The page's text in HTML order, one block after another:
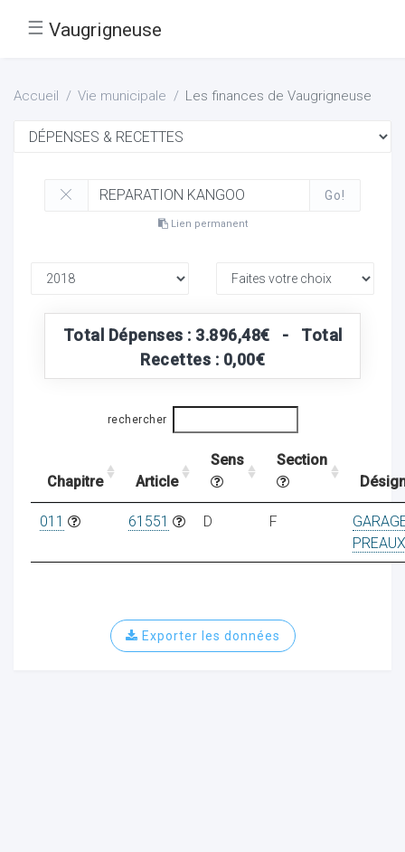
☰ Vaugrigneuse
Accueil Vie municipale Les finances de Vaugrigneuse
Go!
Lien permanent
Total Dépenses : 3.896,48€ - Total
Recettes : 0,00€
rechercher
Chapitre Article
Sens
Section
011 61551 D F
PREAUX
Exporter les données